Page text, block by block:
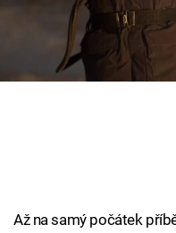
Cool Esport
Pořady
Až na samý počátek